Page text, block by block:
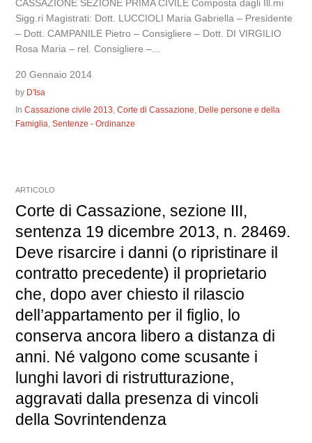
CASSAZIONE SEZIONE PRIMA CIVILE Composta dagli Ill.mi
Sigg.ri Magistrati: Dott. LUCCIOLI Maria Gabriella – Presidente
– Dott. CAMPANILE Pietro – Consigliere – Dott. DI VIRGILIO
Rosa Maria – rel. Consigliere –...
20 Gennaio 2014
by D'Isa
InCassazione civile 2013,Corte di Cassazione, Delle persone e della
Famiglia,Sentenze - Ordinanze
ARTICOLO
Corte di Cassazione, sezione III,
sentenza 19 dicembre 2013, n. 28469.
Deve risarcire i danni (o ripristinare il
contratto precedente) il proprietario
che, dopo aver chiesto il rilascio
dell’appartamento per il figlio, lo
conserva ancora libero a distanza di
anni. Né valgono come scusante i
lunghi lavori di ristrutturazione,
aggravati dalla presenza di vincoli
della Sovrintendenza